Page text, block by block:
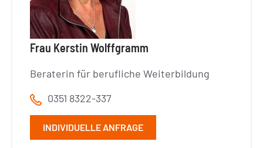
Frau Kerstin Wolffgramm
Beraterin für berufliche Weiterbildung
0351 8322-337
INDIVIDUELLE ANFRAGE